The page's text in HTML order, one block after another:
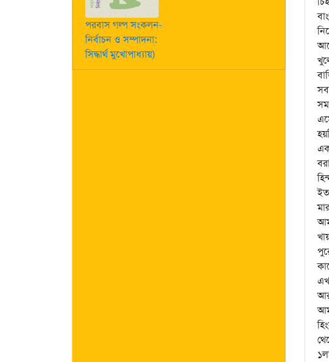
পরবাস গল্প সংকলন-
নির্বাচন ও সম্পাদনা:
সিদ্ধার্থ মুখোপাধ্যায়)